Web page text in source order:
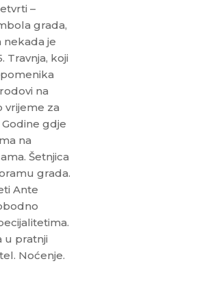
–
grada,
nekada je
Travnja, koji
na
vrijeme za
gdje
na
Šetnjica
grada.
Ante
u pratnji
Noćenje.